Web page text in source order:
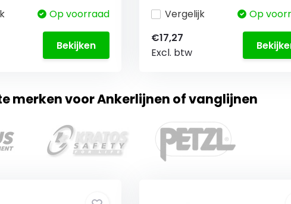
Op voorraad
Bekijken
Vergelijk
Op
€17,27
Excl. btw
merken voor Ankerlijnen of vanglijnen